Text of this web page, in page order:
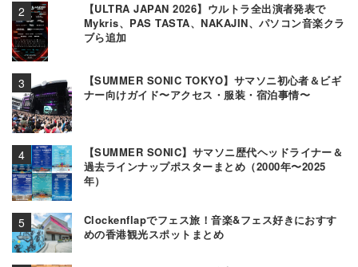
【ULTRA JAPAN 2026】ウルトラ全出演者発表で
Mykris、PAS TASTA、NAKAJIN、パソコン音楽クラ
ブら追加
【SUMMER SONIC TOKYO】サマソニ初心者＆ビギ
ナー向けガイド〜アクセス・服装・宿泊事情〜
【SUMMER SONIC】サマソニ歴代ヘッドライナー＆
過去ラインナップポスターまとめ（2000年〜2025
年）
Clockenflapでフェス旅！音楽&フェス好きにおすす
めの香港観光スポットまとめ